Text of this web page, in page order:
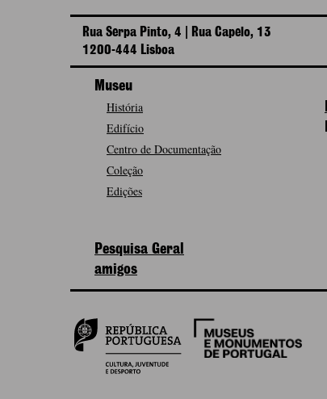
Rua Serpa Pinto, 4 | Rua Capelo, 13
1200-444 Lisboa
Museu
História
Edifício
Centro de Documentação
Coleção
Edições
Pesquisa Geral
amigos